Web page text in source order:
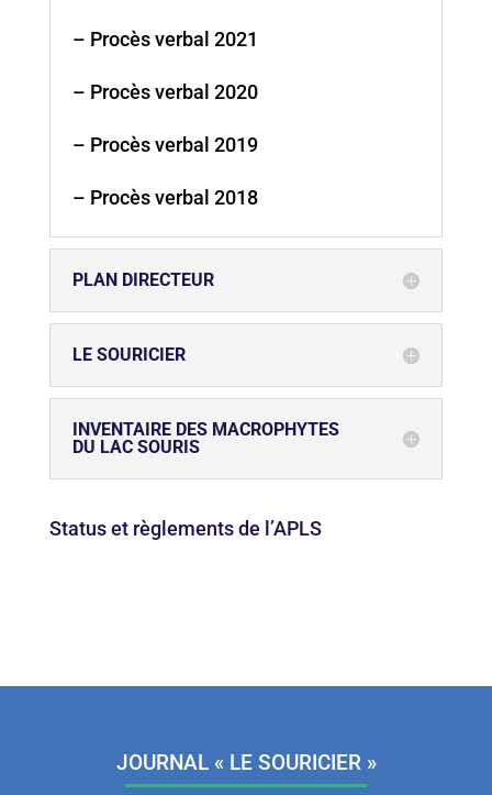
– Procès verbal 2021
– Procès verbal 2020
– Procès verbal 2019
– Procès verbal 2018
PLAN DIRECTEUR
LE SOURICIER
INVENTAIRE DES MACROPHYTES
DU LAC SOURIS
Status et règlements de l’APLS
JOURNAL « LE SOURICIER »